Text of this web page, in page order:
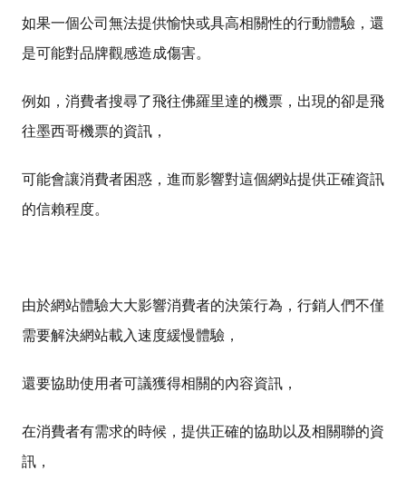
如果一個公司無法提供愉快或具高相關性的行動體驗，還
是可能對品牌觀感造成傷害。
例如，消費者搜尋了飛往佛羅里達的機票，出現的卻是飛
往墨西哥機票的資訊，
可能會讓消費者困惑，進而影響對這個網站提供正確資訊
的信賴程度。
由於網站體驗大大影響消費者的決策行為，行銷人們不僅
需要解決網站載入速度緩慢體驗，
還要協助使用者可議獲得相關的內容資訊，
在消費者有需求的時候，提供正確的協助以及相關聯的資
訊，